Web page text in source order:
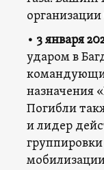
• 3 января
ударом в
назначения
Погибли
и лидер